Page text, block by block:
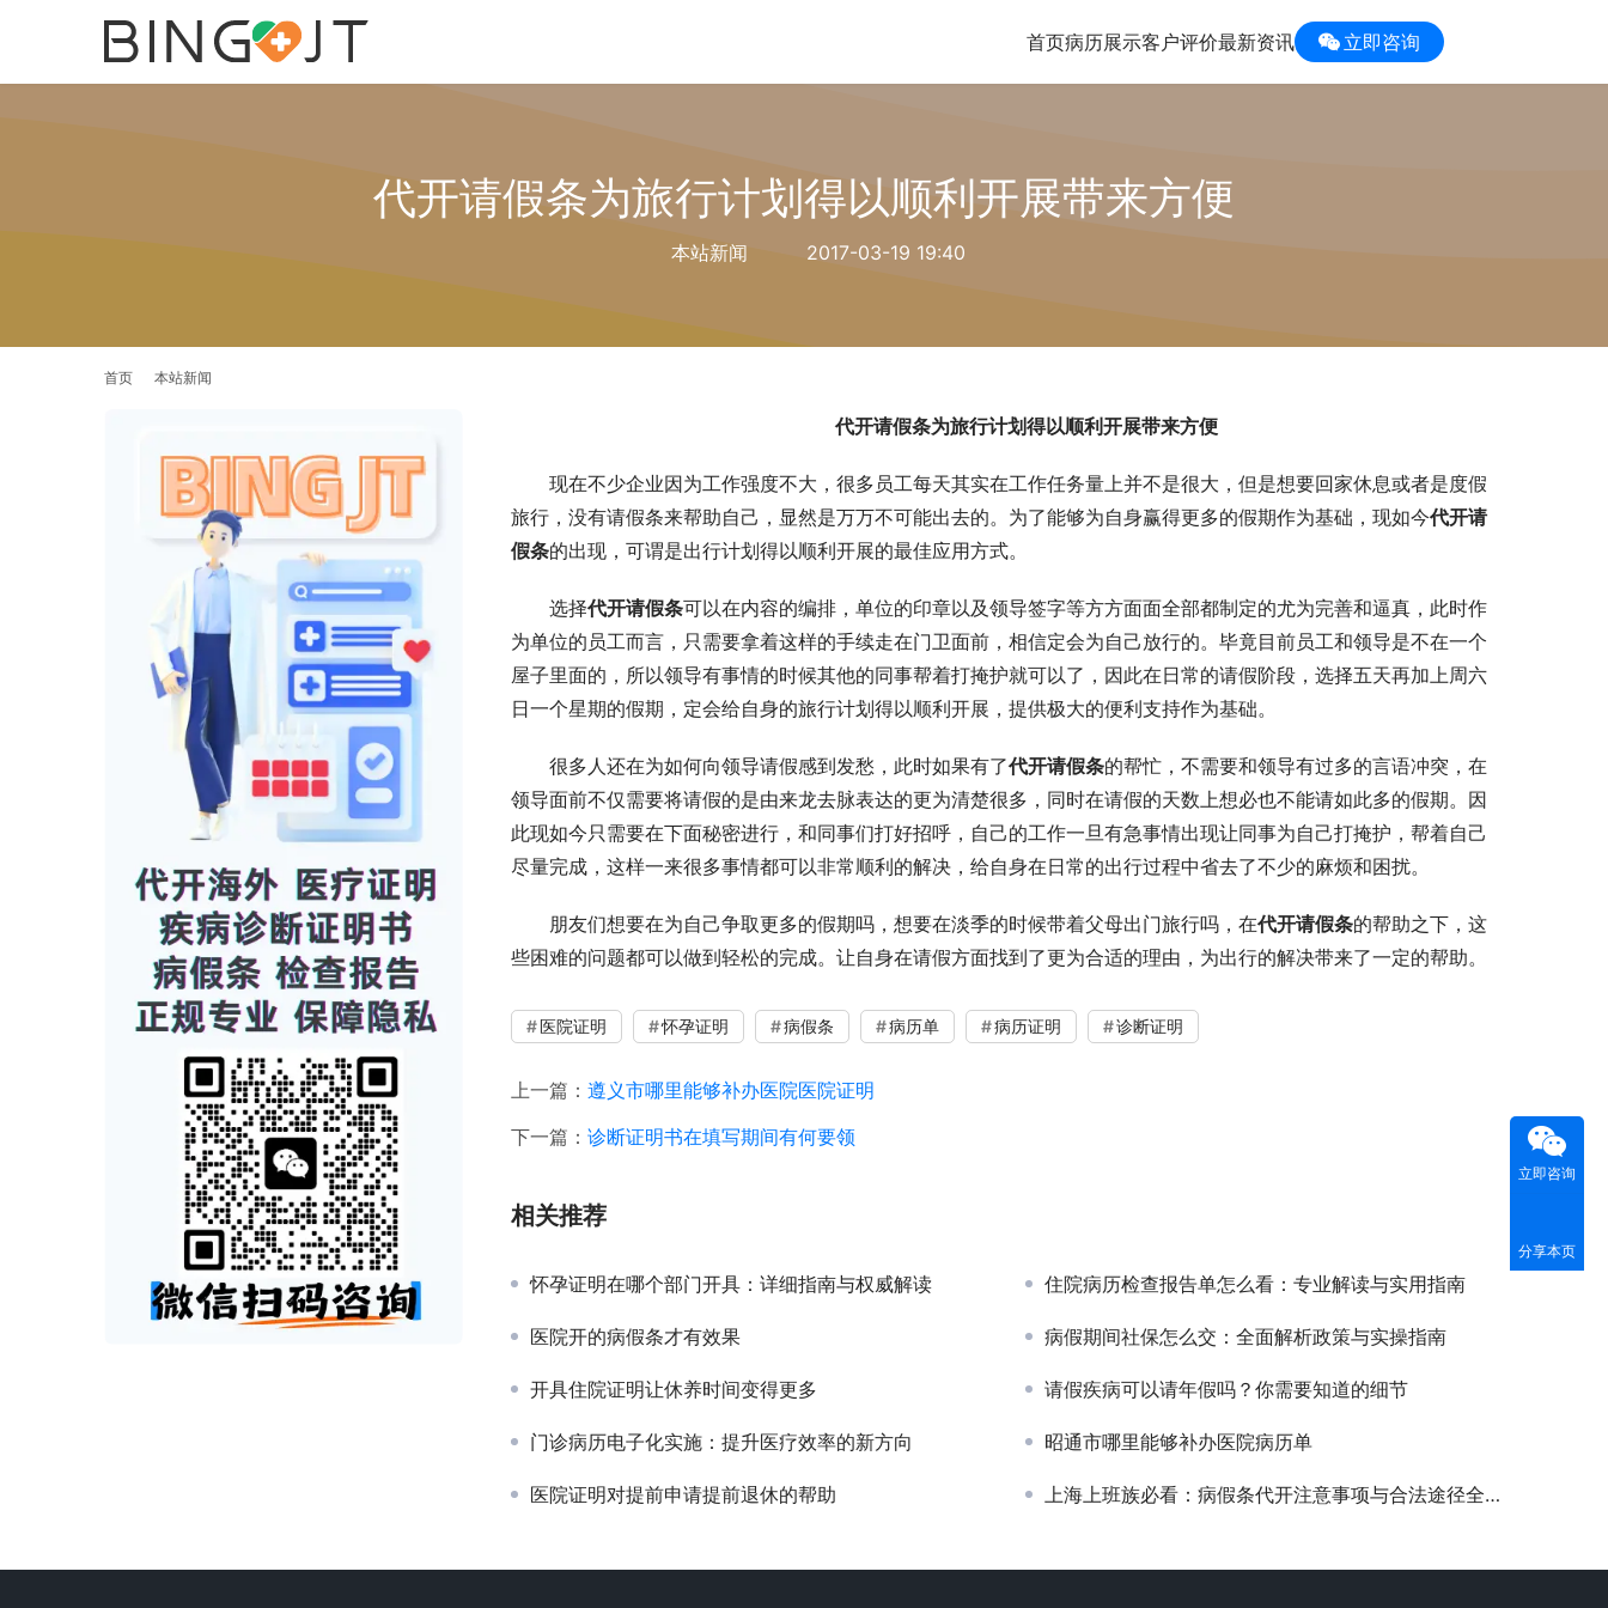
首页病历展示客户评价最新资讯 立即咨询
代开请假条为旅行计划得以顺利开展带来方便
本站新闻 2017-03-19 19:40
首页 本站新闻
代开请假条为旅行计划得以顺利开展带来方便
现在不少企业因为工作强度不大，很多员工每天其实在工作任务量上并不是很大，但是想要回家休息或者是度假
旅行，没有请假条来帮助自己，显然是万万不可能出去的。为了能够为自身赢得更多的假期作为基础，现如今代开请
假条的出现，可谓是出行计划得以顺利开展的最佳应用方式。
选择代开请假条可以在内容的编排，单位的印章以及领导签字等方方面面全部都制定的尤为完善和逼真，此时作
为单位的员工而言，只需要拿着这样的手续走在门卫面前，相信定会为自己放行的。毕竟目前员工和领导是不在一个
屋子里面的，所以领导有事情的时候其他的同事帮着打掩护就可以了，因此在日常的请假阶段，选择五天再加上周六
日一个星期的假期，定会给自身的旅行计划得以顺利开展，提供极大的便利支持作为基础。
很多人还在为如何向领导请假感到发愁，此时如果有了代开请假条的帮忙，不需要和领导有过多的言语冲突，在
领导面前不仅需要将请假的是由来龙去脉表达的更为清楚很多，同时在请假的天数上想必也不能请如此多的假期。因
此现如今只需要在下面秘密进行，和同事们打好招呼，自己的工作一旦有急事情出现让同事为自己打掩护，帮着自己
尽量完成，这样一来很多事情都可以非常顺利的解决，给自身在日常的出行过程中省去了不少的麻烦和困扰。
朋友们想要在为自己争取更多的假期吗，想要在淡季的时候带着父母出门旅行吗，在代开请假条的帮助之下，这
些困难的问题都可以做到轻松的完成。让自身在请假方面找到了更为合适的理由，为出行的解决带来了一定的帮助。
医院证明 怀孕证明 病假条 病历单 病历证明 诊断证明
上一篇： 遵义市哪里能够补办医院医院证明
下一篇： 诊断证明书在填写期间有何要领
相关推荐
怀孕证明在哪个部门开具：详细指南与权威解读 住院病历检查报告单怎么看：专业解读与实用指南
医院开的病假条才有效果 病假期间社保怎么交：全面解析政策与实操指南
开具住院证明让休养时间变得更多 请假疾病可以请年假吗？你需要知道的细节
门诊病历电子化实施：提升医疗效率的新方向 昭通市哪里能够补办医院病历单
医院证明对提前申请提前退休的帮助 上海上班族必看：病假条代开注意事项与合法途径全解析
立即咨询
分享本页